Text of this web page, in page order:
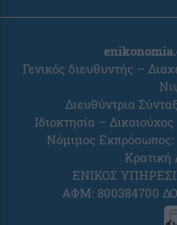
Γενικός διευθυντής –
Διευθύντρια
Ιδιοκτησία –
Νόμιμος Εκπρόσωπος:
Κρατική
ΕΝΙΚΟΣ
ΑΦΜ: 800384700